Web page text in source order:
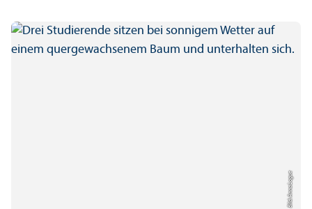
Bild: Anna Logue